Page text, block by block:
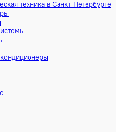
техника в Санкт-
кондиционеры